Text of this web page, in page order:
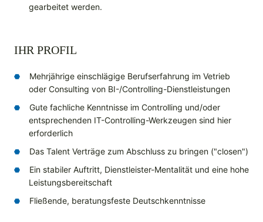
gearbeitet werden.
IHR PROFIL
Mehrjährige einschlägige Berufserfahrung im Vetrieb
oder Consulting von BI-/Controlling-Dienstleistungen
Gute fachliche Kenntnisse im Controlling und/oder
entsprechenden IT-Controlling-Werkzeugen sind hier
erforderlich
Das Talent Verträge zum Abschluss zu bringen ("closen")
Ein stabiler Auftritt, Dienstleister-Mentalität und eine hohe
Leistungsbereitschaft
Fließende, beratungsfeste Deutschkenntnisse